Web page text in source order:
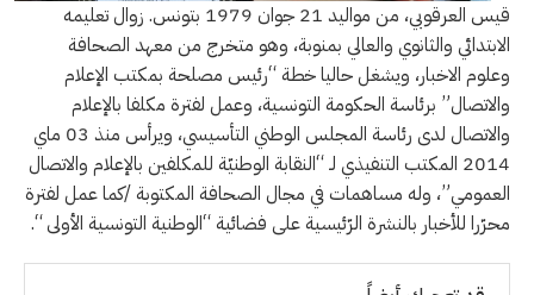
قيس العرقوبي، من مواليد 21 جوان 1979 بتونس. زوال تعليمه
الابتدائي والثانوي والعالي بمنوبة، وهو متخرج من معهد الصحافة
وعلوم الاخبار، ويشغل حاليا خطة “رئيس مصلحة بمكتب الإعلام
والاتصال” برئاسة الحكومة التونسية، وعمل لفترة مكلفا بالإعلام
والاتصال لدى رئاسة المجلس الوطني التأسيسي، ويرأس منذ 03 ماي
2014 المكتب التنفيذي لـ “النقابة الوطنيّة للمكلفين بالإعلام والاتصال
العمومي”، وله مساهمات في مجال الصحافة المكتوبة /كما عمل لفترة
محرّرا للأخبار بالنشرة الرّئيسية على فضائية “الوطنية التونسية الأولى “.